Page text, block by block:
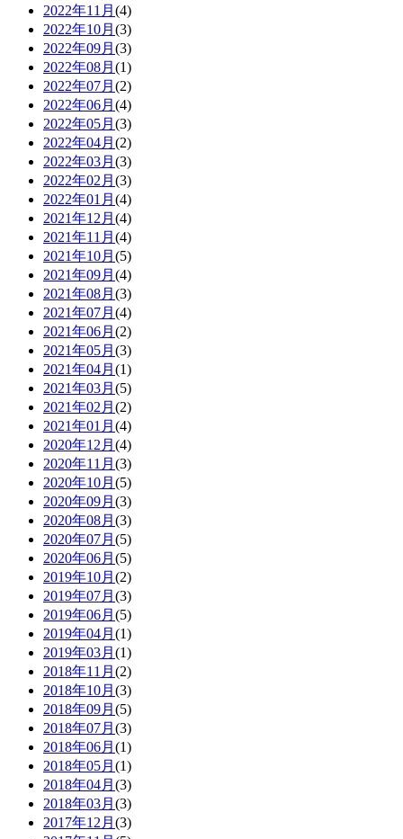
2022年11月 (4)
2022年10月 (3)
2022年09月 (3)
2022年08月 (1)
2022年07月 (2)
2022年06月 (4)
2022年05月 (3)
2022年04月 (2)
2022年03月 (3)
2022年02月 (3)
2022年01月 (4)
2021年12月 (4)
2021年11月 (4)
2021年10月 (5)
2021年09月 (4)
2021年08月 (3)
2021年07月 (4)
2021年06月 (2)
2021年05月 (3)
2021年04月 (1)
2021年03月 (5)
2021年02月 (2)
2021年01月 (4)
2020年12月 (4)
2020年11月 (3)
2020年10月 (5)
2020年09月 (3)
2020年08月 (3)
2020年07月 (5)
2020年06月 (5)
2019年10月 (2)
2019年07月 (3)
2019年06月 (5)
2019年04月 (1)
2019年03月 (1)
2018年11月 (2)
2018年10月 (3)
2018年09月 (5)
2018年07月 (3)
2018年06月 (1)
2018年05月 (1)
2018年04月 (3)
2018年03月 (3)
2017年12月 (3)